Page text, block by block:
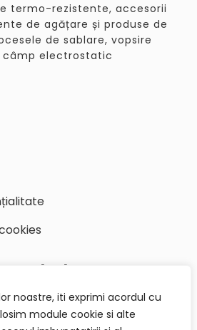
noastre, iti exprimi acordul cu
module cookie si alte
termo-rezistente, accesorii
de agățare și produse de
de sablare, vopsire
câmp electrostatic
contact